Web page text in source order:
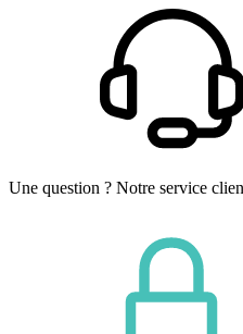
Une question ? Notre service